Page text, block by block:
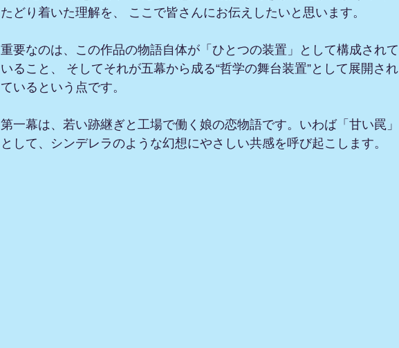
たどり着いた理解を、 ここで皆さんにお伝えしたいと思います。
重要なのは、この作品の物語自体が「ひとつの装置」として構成されて
いること、 そしてそれが五幕から成る“哲学の舞台装置”として展開され
ているという点です。
第一幕は、若い跡継ぎと工場で働く娘の恋物語です。いわば「甘い罠」
として、シンデレラのような幻想にやさしい共感を呼び起こします。